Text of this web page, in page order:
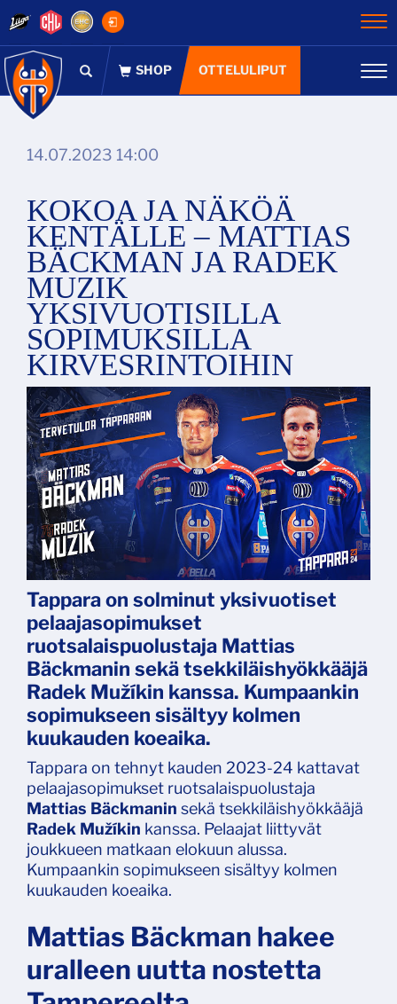
OTTELULIPUT
14.07.2023 14:00
KOKOA JA NÄKÖÄ
KENTÄLLE – MATTIAS
BÄCKMAN JA RADEK
MUZIK
YKSIVUOTISILLA
SOPIMUKSILLA
KIRVESRINTOIHIN
Tappara on solminut yksivuotiset
pelaajasopimukset
ruotsalaispuolustaja Mattias
Bäckmanin sekä tsekkiläishyökkääjä
Radek Mužíkin kanssa. Kumpaankin
sopimukseen sisältyy kolmen
kuukauden koeaika.
Tappara on tehnyt kauden 2023-24 kattavat
pelaajasopimukset ruotsalaispuolustaja
Mattias Bäckmanin sekä tsekkiläishyökkääjä
Radek Mužíkin kanssa. Pelaajat liittyvät
joukkueen matkaan elokuun alussa.
Kumpaankin sopimukseen sisältyy kolmen
kuukauden koeaika.
Mattias Bäckman hakee
uralleen uutta nostetta